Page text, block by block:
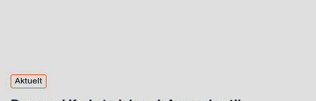
Aktuelt